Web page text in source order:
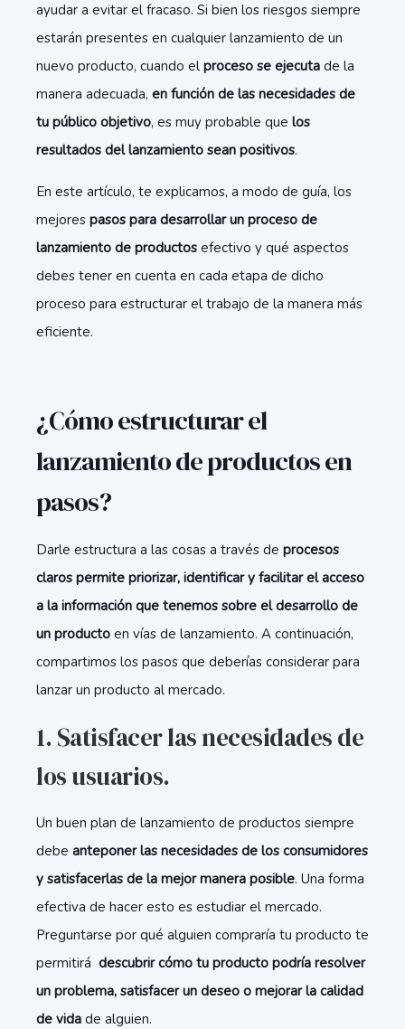
ayudar a evitar el fracaso. Si bien los riesgos siempre
estarán presentes en cualquier lanzamiento de un
nuevo producto, cuando el proceso se ejecuta de la
manera adecuada, en función de las necesidades de
tu público objetivo, es muy probable que los
resultados del lanzamiento sean positivos.
En este artículo, te explicamos, a modo de guía, los
mejores pasos para desarrollar un proceso de
lanzamiento de productos efectivo y qué aspectos
debes tener en cuenta en cada etapa de dicho
proceso para estructurar el trabajo de la manera más
eficiente.
¿Cómo estructurar el
lanzamiento de productos en
pasos?
Darle estructura a las cosas a través de procesos
claros permite priorizar, identificar y facilitar el acceso
a la información que tenemos sobre el desarrollo de
un producto en vías de lanzamiento. A continuación,
compartimos los pasos que deberías considerar para
lanzar un producto al mercado.
1. Satisfacer las necesidades de
los usuarios.
Un buen plan de lanzamiento de productos siempre
debe anteponer las necesidades de los consumidores
y satisfacerlas de la mejor manera posible. Una forma
efectiva de hacer esto es estudiar el mercado.
Preguntarse por qué alguien compraría tu producto te
permitirá descubrir cómo tu producto podría resolver
un problema, satisfacer un deseo o mejorar la calidad
de vida de alguien.